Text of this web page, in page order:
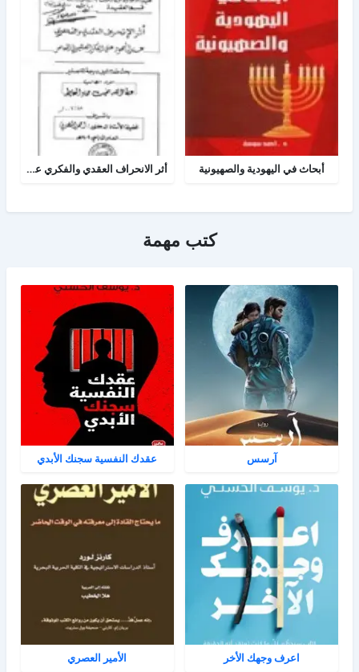
أبحاث في اليهودية والصهيونية أثر الانحراف العقدي والفكري عند اليهود على الفكر الصهيوني المعاصر
كتب مهمة
آرسس عقدك النفسية سجنك الأبدي
اعرف وجهك الأخر الأمير العصري